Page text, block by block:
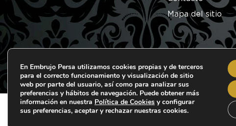
Mapa del sitio
© 2026 Embrujo Persa. Todos los derechos reservados.
En Embrujo Persa utilizamos cookies propias y de terceros
para el correcto funcionamiento y visualización de sitio
web por parte del usuario, así como para analizar sus
preferencias y hábitos de navegación. Puede obtener más
información en nuestra Política de Cookies y configurar
sus preferencias, aceptar y rechazar nuestras cookies.